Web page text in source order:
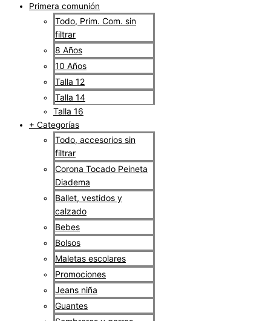
Primera comunión
Todo, Prim. Com. sin
filtrar
8 Años
10 Años
Talla 12
Talla 14
Talla 16
+ Categorías
Todo, accesorios sin
filtrar
Corona Tocado Peineta
Diadema
Ballet, vestidos y
calzado
Bebes
Bolsos
Maletas escolares
Promociones
Jeans niña
Guantes